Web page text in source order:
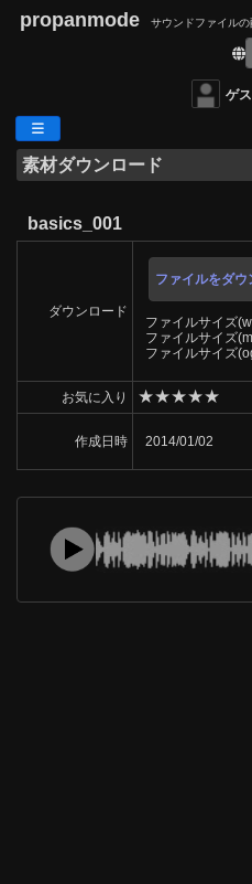
propanmode サウンドファイルの
ゲ
素材ダウンロード
basics_001
ダウンロード
ファイルをダウ
ファイルサイズ
ファイルサイズ
ファイルサイズ
お気に入り ★★★★★
作成日時 2014/01/02